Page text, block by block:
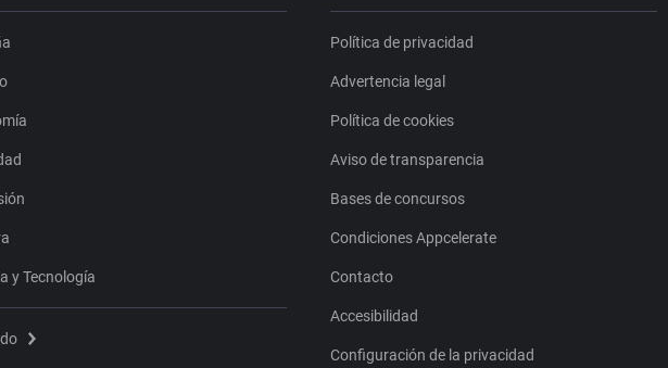
y Tecnología
Política de privacidad
Advertencia legal
Política de cookies
Aviso de transparencia
Bases de concursos
Condiciones Appcelerate
Contacto
Accesibilidad
Configuración de la privacidad